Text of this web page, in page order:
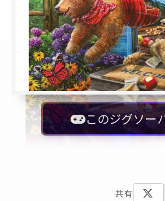
このジグソー
共有